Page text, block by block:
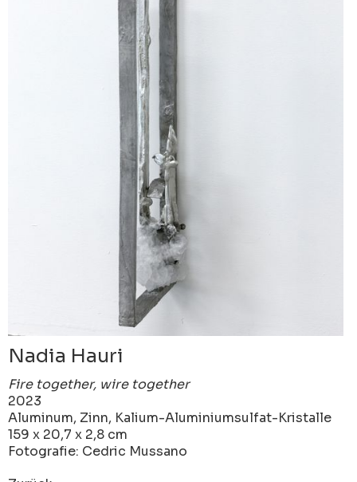
Nadia Hauri
Fire together, wire together
2023
Aluminum, Zinn, Kalium-Aluminiumsulfat-Kristalle
159 x 20,7 x 2,8 cm
Fotografie: Cedric Mussano